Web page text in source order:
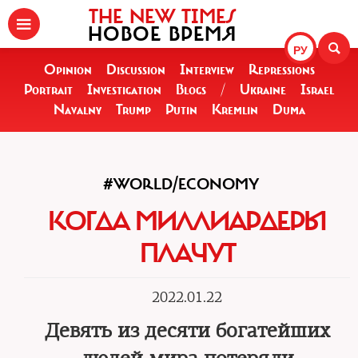
РУ
THE NEW TIMES
НОВОЕ ВРЕМЯ
Opinion Discussion Interview
Repressions
Portrait
Investigation Blogs / Ukraine
Israel
Navalny
Trump Putin Kremlin Duma
#WORLD/ECONOMY
КОГДА МИЛЛИАРДЕРЫ
ПЛАЧУТ
2022.01.22
Девять из десяти богатейших